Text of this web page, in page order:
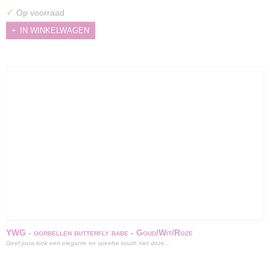
✓ Op voorraad
IN WINKELWAGEN
YWG - oorbellen butterfly babe - Goud/Wit/Roze
Geef jouw look een elegante en speelse touch met deze…